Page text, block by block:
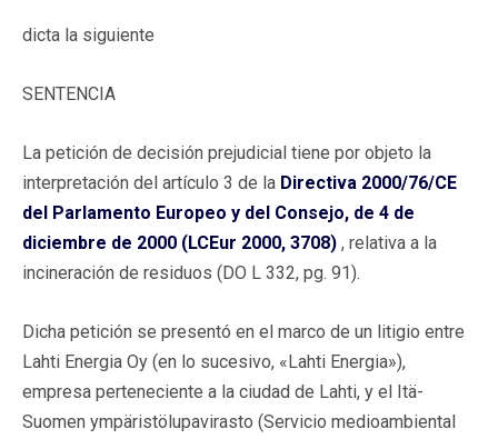
dicta la siguiente
SENTENCIA
La petición de decisión prejudicial tiene por objeto la
interpretación del artículo 3 de la Directiva 2000/76/CE
del Parlamento Europeo y del Consejo, de 4 de
diciembre de 2000 (LCEur 2000, 3708) , relativa a la
incineración de residuos (DO L 332, pg. 91).
Dicha petición se presentó en el marco de un litigio entre
Lahti Energia Oy (en lo sucesivo, «Lahti Energia»),
empresa perteneciente a la ciudad de Lahti, y el Itä-
Suomen ympäristölupavirasto (Servicio medioambiental